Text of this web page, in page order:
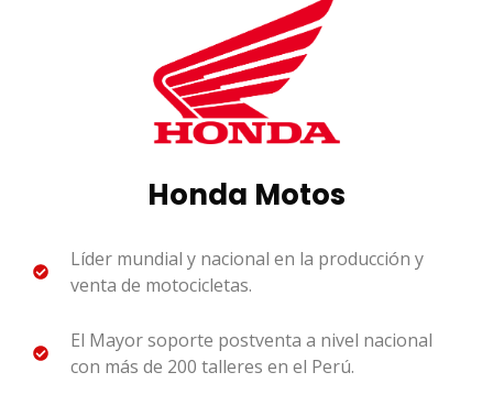
Honda Motos
Líder mundial y nacional en la producción y
venta de motocicletas.
El Mayor soporte postventa a nivel nacional
con más de 200 talleres en el Perú.